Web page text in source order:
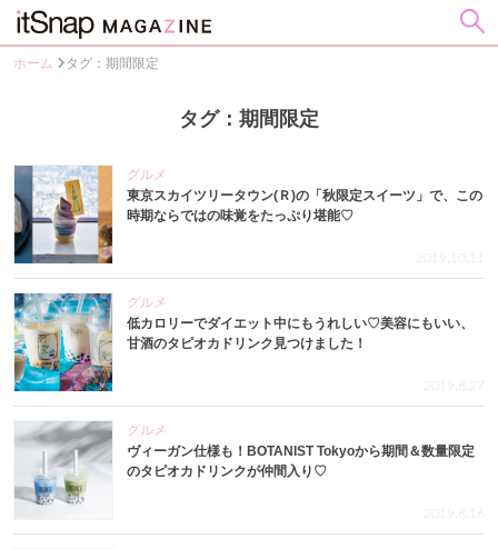
ホーム タグ：期間限定
タグ：期間限定
グルメ
東京スカイツリータウン(Ｒ)の「秋限定スイーツ」で、この
時期ならではの味覚をたっぷり堪能♡
2019.10.11
グルメ
低カロリーでダイエット中にもうれしい♡美容にもいい、
甘酒のタピオカドリンク見つけました！
2019.8.27
グルメ
ヴィーガン仕様も！BOTANIST Tokyoから期間＆数量限定
のタピオカドリンクが仲間入り♡
2019.8.16